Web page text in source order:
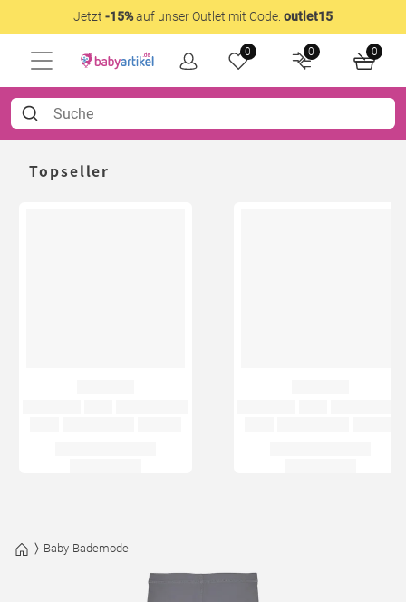
Jetzt -15%auf unser Outlet mit Code: outlet15
0 0 0
Topseller
Baby-Bademode